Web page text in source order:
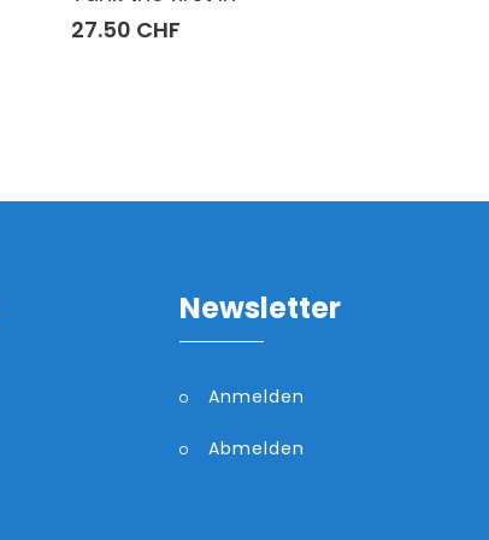
27.50 CHF
Newsletter
Anmelden
Abmelden